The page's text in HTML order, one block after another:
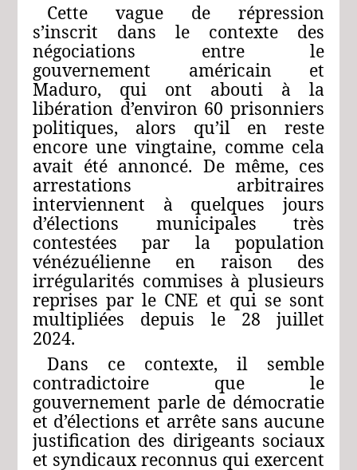
Cette vague de répression
s’inscrit dans le contexte des
négociations entre le
gouvernement américain et
Maduro, qui ont abouti à la
libération d’environ 60 prisonniers
politiques, alors qu’il en reste
encore une vingtaine, comme cela
avait été annoncé. De même, ces
arrestations arbitraires
interviennent à quelques jours
d’élections municipales très
contestées par la population
vénézuélienne en raison des
irrégularités commises à plusieurs
reprises par le CNE et qui se sont
multipliées depuis le 28 juillet
2024.
Dans ce contexte, il semble
contradictoire que le
gouvernement parle de démocratie
et d’élections et arrête sans aucune
justification des dirigeants sociaux
et syndicaux reconnus qui exercent